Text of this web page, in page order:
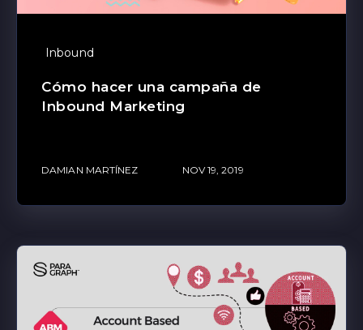
Inbound
Cómo hacer una campaña de
Inbound Marketing
DAMIAN MARTÍNEZ NOV 19, 2019